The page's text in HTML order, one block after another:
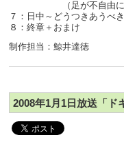
（足が不自由に、弁
７：日中～どうつきあうべ
８：終章＋おまけ
制作担当：鯨井達徳
2008年1月1日放送「ド